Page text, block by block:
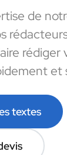
de
rédiger
et
textes